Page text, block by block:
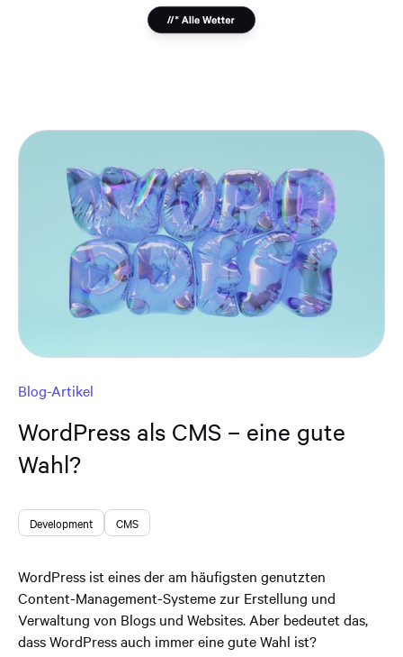
Blog-Artikel
WordPress als CMS – eine gute
Wahl?
Development CMS
WordPress ist eines der am häufigsten genutzten
Content-Management-Systeme zur Erstellung und
Verwaltung von Blogs und Websites. Aber bedeutet das,
dass WordPress auch immer eine gute Wahl ist?